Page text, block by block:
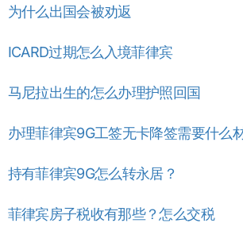
为什么出国会被劝返
ICARD过期怎么入境菲律宾
马尼拉出生的怎么办理护照回国
办理菲律宾9G工签无卡降签需要什么
持有菲律宾9G怎么转永居？
菲律宾房子税收有那些？怎么交税